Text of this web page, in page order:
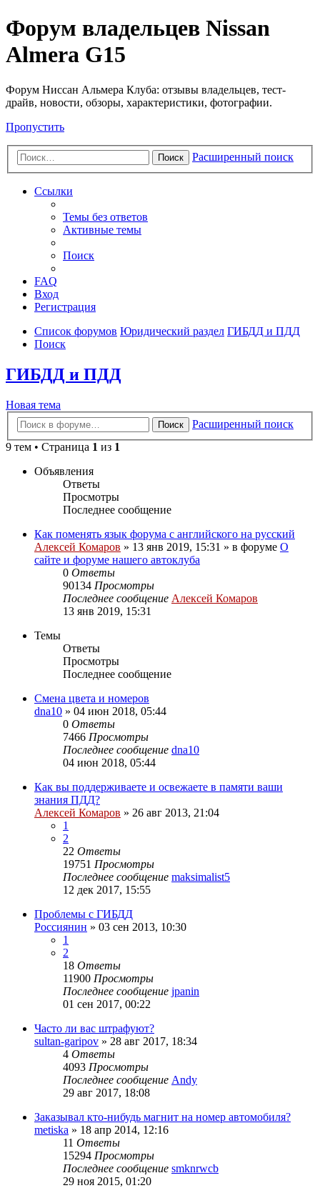
Форум владельцев Nissan
Almera G15
Форум Ниссан Альмера Клуба: отзывы владельцев, тест-
драйв, новости, обзоры, характеристики, фотографии.
Пропустить
Поиск Расширенный поиск
Ссылки
Темы без ответов
Активные темы
Поиск
FAQ
Вход
Регистрация
Список форумов Юридический раздел ГИБДД и ПДД
Поиск
ГИБДД и ПДД
Новая тема
Поиск
Расширенный поиск
9 тем • Страница 1 из 1
Объявления
Ответы
Просмотры
Последнее сообщение
Как поменять язык форума с английского на русский
Алексей Комаров » 13 янв 2019, 15:31 » в форуме О
сайте и форуме нашего автоклуба
0 Ответы
90134 Просмотры
Последнее сообщение Алексей Комаров
13 янв 2019, 15:31
Темы
Ответы
Просмотры
Последнее сообщение
Смена цвета и номеров
dna10 » 04 июн 2018, 05:44
0 Ответы
7466 Просмотры
Последнее сообщение dna10
04 июн 2018, 05:44
Как вы поддерживаете и освежаете в памяти ваши
знания ПДД?
Алексей Комаров » 26 авг 2013, 21:04
1
2
22 Ответы
19751 Просмотры
Последнее сообщение maksimalist5
12 дек 2017, 15:55
Проблемы с ГИБДД
Россиянин » 03 сен 2013, 10:30
1
2
18 Ответы
11900 Просмотры
Последнее сообщение jpanin
01 сен 2017, 00:22
Часто ли вас штрафуют?
sultan-garipov » 28 авг 2017, 18:34
4 Ответы
4093 Просмотры
Последнее сообщение Andy
29 авг 2017, 18:08
Заказывал кто-нибудь магнит на номер автомобиля?
metiska » 18 апр 2014, 12:16
11 Ответы
15294 Просмотры
Последнее сообщение smknrwcb
29 ноя 2015, 01:20